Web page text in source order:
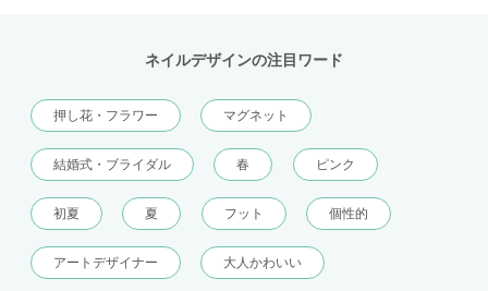
ネイルデザインの注目ワード
押し花・フラワー マグネット
結婚式・ブライダル 春 ピンク
初夏 夏 フット 個性的
アートデザイナー 大人かわいい